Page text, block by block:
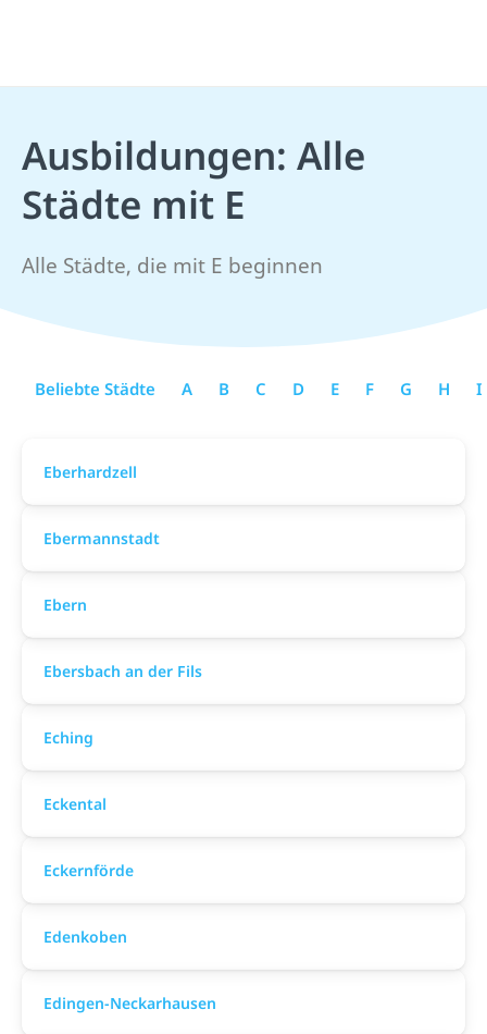
Ausbildungen: Alle
Städte mit E
Alle Städte, die mit E beginnen
Beliebte Städte A B C D E F G H I
Eberhardzell
Ebermannstadt
Ebern
Ebersbach an der Fils
Eching
Eckental
Eckernförde
Edenkoben
Edingen-Neckarhausen